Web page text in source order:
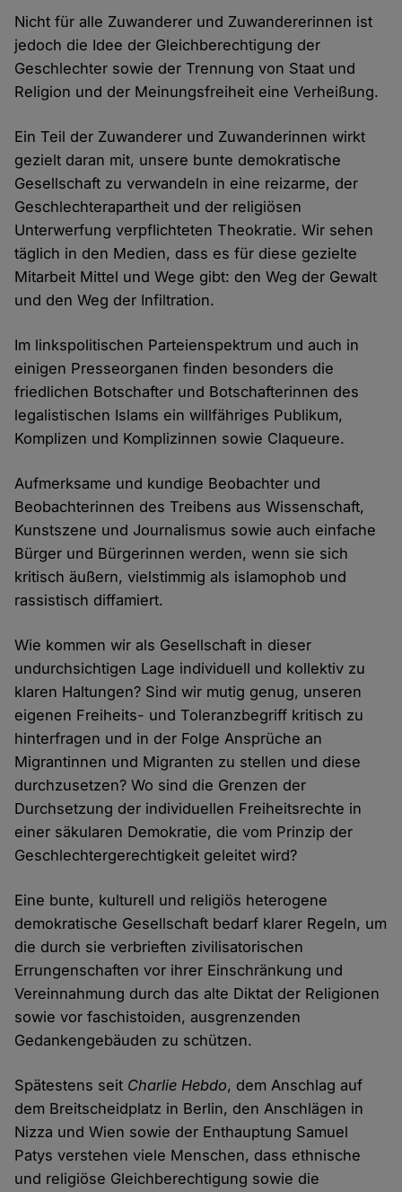
Nicht für alle Zuwanderer und Zuwandererinnen ist
jedoch die Idee der Gleichberechtigung der
Geschlechter sowie der Trennung von Staat und
Religion und der Meinungsfreiheit eine Verheißung.
Ein Teil der Zuwanderer und Zuwanderinnen wirkt
gezielt daran mit, unsere bunte demokratische
Gesellschaft zu verwandeln in eine reizarme, der
Geschlechterapartheit und der religiösen
Unterwerfung verpflichteten Theokratie. Wir sehen
täglich in den Medien, dass es für diese gezielte
Mitarbeit Mittel und Wege gibt: den Weg der Gewalt
und den Weg der Infiltration.
Im linkspolitischen Parteienspektrum und auch in
einigen Presseorganen finden besonders die
friedlichen Botschafter und Botschafterinnen des
legalistischen Islams ein willfähriges Publikum,
Komplizen und Komplizinnen sowie Claqueure.
Aufmerksame und kundige Beobachter und
Beobachterinnen des Treibens aus Wissenschaft,
Kunstszene und Journalismus sowie auch einfache
Bürger und Bürgerinnen werden, wenn sie sich
kritisch äußern, vielstimmig als islamophob und
rassistisch diffamiert.
Wie kommen wir als Gesellschaft in dieser
undurchsichtigen Lage individuell und kollektiv zu
klaren Haltungen? Sind wir mutig genug, unseren
eigenen Freiheits- und Toleranzbegriff kritisch zu
hinterfragen und in der Folge Ansprüche an
Migrantinnen und Migranten zu stellen und diese
durchzusetzen? Wo sind die Grenzen der
Durchsetzung der individuellen Freiheitsrechte in
einer säkularen Demokratie, die vom Prinzip der
Geschlechtergerechtigkeit geleitet wird?
Eine bunte, kulturell und religiös heterogene
demokratische Gesellschaft bedarf klarer Regeln, um
die durch sie verbrieften zivilisatorischen
Errungenschaften vor ihrer Einschränkung und
Vereinnahmung durch das alte Diktat der Religionen
sowie vor faschistoiden, ausgrenzenden
Gedankengebäuden zu schützen.
Spätestens seit Charlie Hebdo, dem Anschlag auf
dem Breitscheidplatz in Berlin, den Anschlägen in
Nizza und Wien sowie der Enthauptung Samuel
Patys verstehen viele Menschen, dass ethnische
und religiöse Gleichberechtigung sowie die